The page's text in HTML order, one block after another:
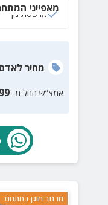
מאפייני
מרפסת נוף
מחירלאדם
אמצ”ש החל מ-
מרחב מוגן במתחם